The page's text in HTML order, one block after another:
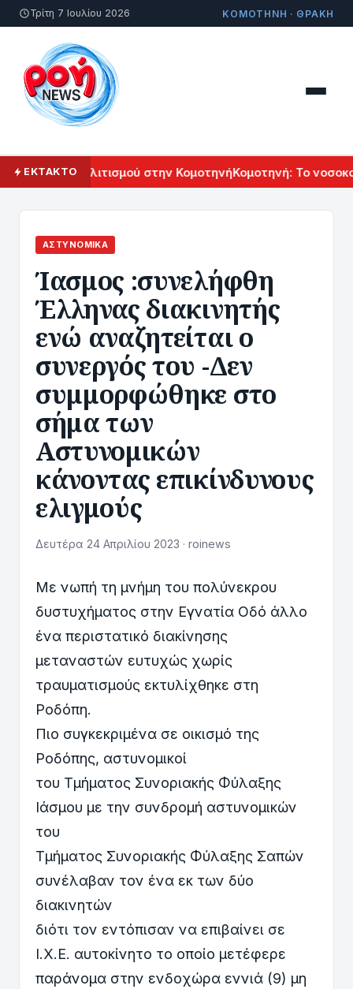
Τρίτη 7 Ιουλίου 2026 ΚΟΜΟΤΗΝΗ · ΘΡΑΚΗ
ΕΚΤΑΚΤΟΠολιτισμού στην ΚομοτηνήΚομοτηνή: Το
ΑΣΤΥΝΟΜΙΚΆ
Ίασμος :συνελήφθη
Έλληνας διακινητής
ενώ αναζητείται ο
συνεργός του -Δεν
συμμορφώθηκε στο
σήμα των
Αστυνομικών
κάνοντας επικίνδυνους
ελιγμούς
Δευτέρα 24 Απριλίου 2023 · roinews
Με νωπή τη μνήμη του πολύνεκρου
δυστυχήματος στην Εγνατία Οδό άλλο
ένα περιστατικό διακίνησης
μεταναστών ευτυχώς χωρίς
τραυματισμούς εκτυλίχθηκε στη
Ροδόπη.
Πιο συγκεκριμένα σε οικισμό της
Ροδόπης, αστυνομικοί
του Τμήματος Συνοριακής Φύλαξης
Ιάσμου με την συνδρομή αστυνομικών
του
Τμήματος Συνοριακής Φύλαξης Σαπών
συνέλαβαν τον ένα εκ των δύο
διακινητών
διότι τον εντόπισαν να επιβαίνει σε
Ι.Χ.Ε. αυτοκίνητο το οποίο μετέφερε
παράνομα στην ενδοχώρα εννιά (9) μη